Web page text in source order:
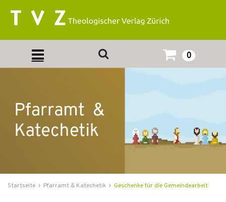
0
Startseite Pfarramt & Katechetik Geschenke für die Gemeindearbeit